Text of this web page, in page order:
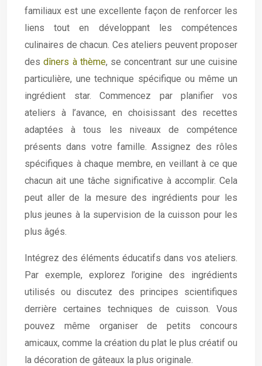
familiaux est une excellente façon de renforcer les
liens tout en développant les compétences
culinaires de chacun. Ces ateliers peuvent proposer
desdîners à thème, se concentrant sur une cuisine
particulière, une technique spécifique ou même un
ingrédient star. Commencez par planifier vos
ateliers à l’avance, en choisissant des recettes
adaptées à tous les niveaux de compétence
présents dans votre famille. Assignez des rôles
spécifiques à chaque membre, en veillant à ce que
chacun ait une tâche significative à accomplir. Cela
peut aller de la mesure des ingrédients pour les
plus jeunes à la supervision de la cuisson pour les
plus âgés.
Intégrez des éléments éducatifs dans vos ateliers.
Par exemple, explorez l’origine des ingrédients
utilisés ou discutez des principes scientifiques
derrière certaines techniques de cuisson. Vous
pouvez même organiser de petits concours
amicaux, comme la création du plat le plus créatif ou
la décoration de gâteaux la plus originale.